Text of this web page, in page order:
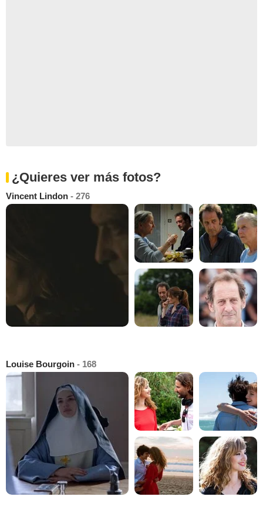
¿Quieres ver más fotos?
Vincent Lindon - 276
Louise Bourgoin - 168